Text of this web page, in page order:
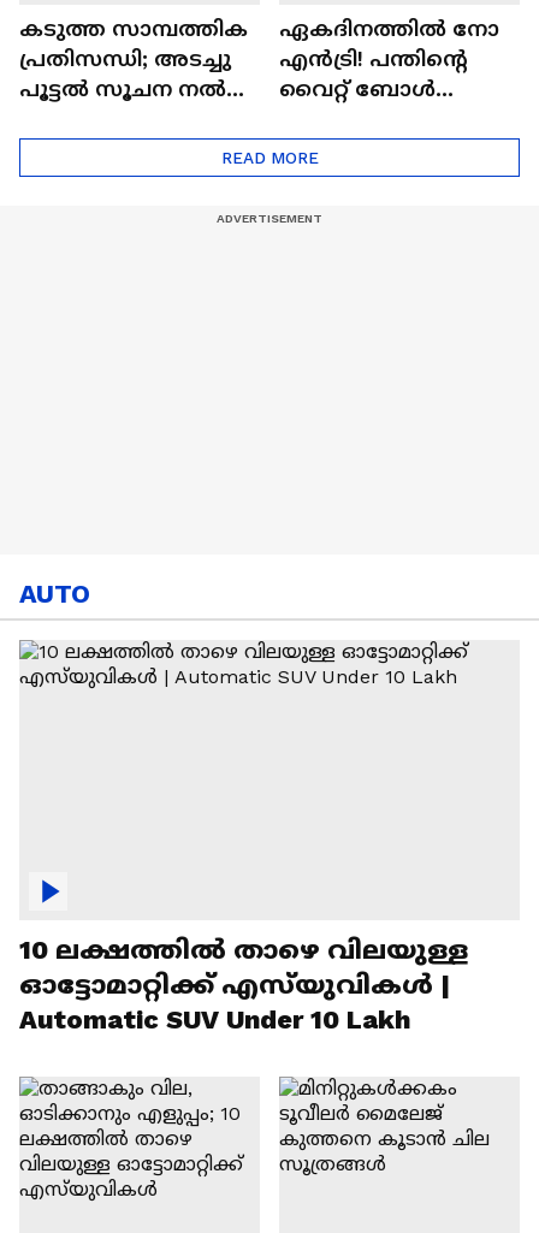
കടുത്ത സാമ്പത്തിക
പ്രതിസന്ധി; അടച്ചു
പൂട്ടൽ സൂചന നൽകി
ഏകദിനത്തില്‍ നോ
എൻട്രി! പന്തിന്റെ
വൈറ്റ് ബോള്‍
തുലാസിലോ? |
Rishabh Pant | BCCI
READ MORE
AUTO
10 ലക്ഷത്തിൽ താഴെ വിലയുള്ള
ഓട്ടോമാറ്റിക്ക് എസ്‍യുവികൾ |
Automatic SUV Under 10 Lakh